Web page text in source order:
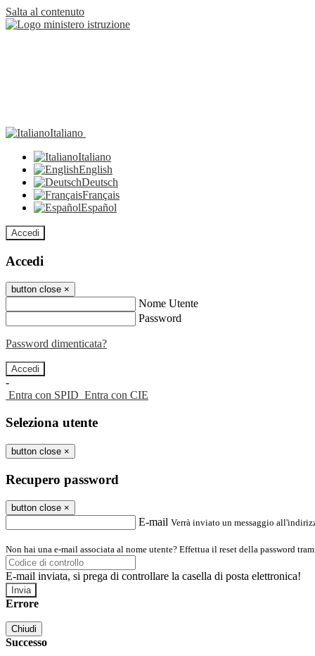
Salta al contenuto
Italiano
Italiano
English
Deutsch
Français
Español
Accedi
Accedi
button close ×
Nome Utente
Password
Password dimenticata?
-
Entra con SPID Entra con CIE
Seleziona utente
button close ×
Recupero password
button close ×
E-mail Verrà inviato un messaggio
Non hai una e-mail associata al nome utente? Effettua il reset della password
E-mail inviata, si prega di controllare la casella di posta elettronica!
Errore
Chiudi
Successo